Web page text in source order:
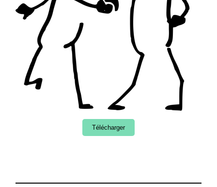
Télécharger